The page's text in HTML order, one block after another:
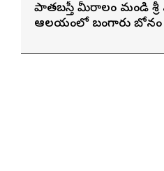
పాతబస్తీ మీరాలం మండి
ఆలయంలో బంగారు బోనం